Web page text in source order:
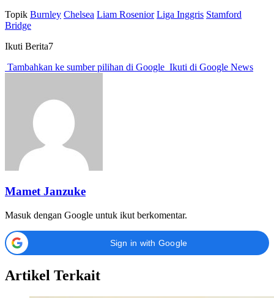
Topik Burnley Chelsea Liam Rosenior Liga Inggris Stamford
Bridge
Ikuti Berita7
Tambahkan ke sumber pilihan di Google Ikuti di Google News
Mamet Janzuke
Masuk dengan Google untuk ikut berkomentar.
Sign in with Google
Artikel Terkait